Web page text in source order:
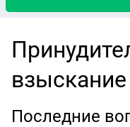
взыскание
Последние